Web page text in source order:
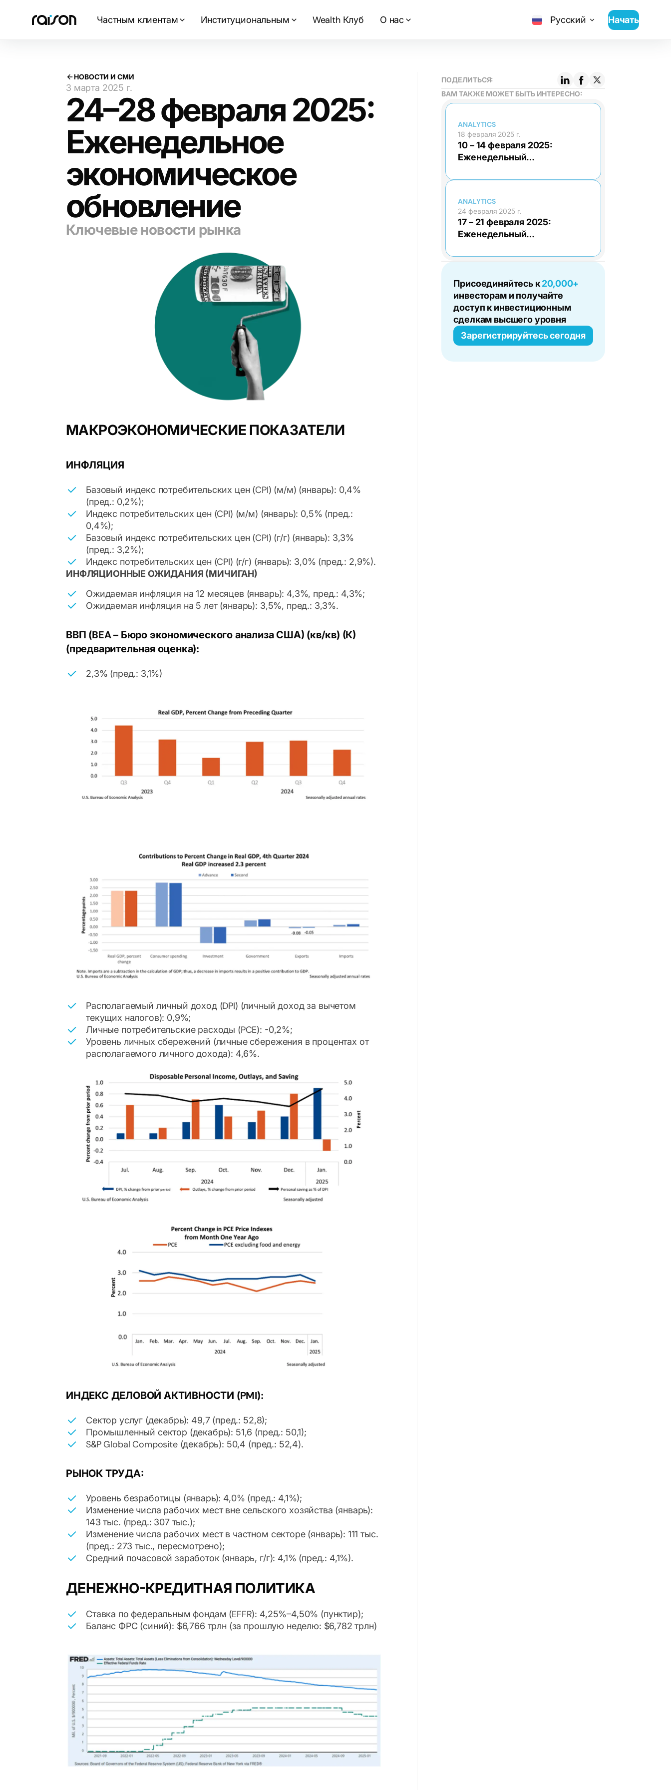
Частным клиентам Институциональным Wealth Клуб О нас Русский Начать
НОВОСТИ И СМИ
3 марта 2025 г.
24–28 февраля 2025:
Еженедельное
экономическое
обновление
Ключевые новости рынка
МАКРОЭКОНОМИЧЕСКИЕ ПОКАЗАТЕЛИ
ИНФЛЯЦИЯ
Базовый индекс потребительских цен (CPI) (м/м) (январь): 0,4%
(пред.: 0,2%);
Индекс потребительских цен (CPI) (м/м) (январь): 0,5% (пред.:
0,4%);
Базовый индекс потребительских цен (CPI) (г/г) (январь): 3,3%
(пред.: 3,2%);
Индекс потребительских цен (CPI) (г/г) (январь): 3,0% (пред.: 2,9%).
ИНФЛЯЦИОННЫЕ ОЖИДАНИЯ (МИЧИГАН)
Ожидаемая инфляция на 12 месяцев (январь): 4,3%, пред.: 4,3%;
Ожидаемая инфляция на 5 лет (январь): 3,5%, пред.: 3,3%.
ВВП (BEA – Бюро экономического анализа США) (кв/кв) (К)
(предварительная оценка):
2,3% (пред.: 3,1%)
Располагаемый личный доход (DPI) (личный доход за вычетом
текущих налогов): 0,9%;
Личные потребительские расходы (PCE): -0,2%;
Уровень личных сбережений (личные сбережения в процентах от
располагаемого личного дохода): 4,6%.
ИНДЕКС ДЕЛОВОЙ АКТИВНОСТИ (PMI):
Сектор услуг (декабрь): 49,7 (пред.: 52,8);
Промышленный сектор (декабрь): 51,6 (пред.: 50,1);
S&P Global Composite (декабрь): 50,4 (пред.: 52,4).
РЫНОК ТРУДА:
Уровень безработицы (январь): 4,0% (пред.: 4,1%);
Изменение числа рабочих мест вне сельского хозяйства (январь):
143 тыс. (пред.: 307 тыс.);
Изменение числа рабочих мест в частном секторе (январь): 111 тыс.
(пред.: 273 тыс., пересмотрено);
Средний почасовой заработок (январь, г/г): 4,1% (пред.: 4,1%).
ДЕНЕЖНО-КРЕДИТНАЯ ПОЛИТИКА
Ставка по федеральным фондам (EFFR): 4,25%–4,50% (пунктир);
Баланс ФРС (синий): $6,766 трлн (за прошлую неделю: $6,782 трлн)
ПОДЕЛИТЬСЯ:
ВАМ ТАКЖЕ МОЖЕТ БЫТЬ ИНТЕРЕСНО:
ANALYTICS
18 февраля 2025 г.
10 – 14 февраля 2025:
Еженедельный
ANALYTICS
24 февраля 2025 г.
17 – 21 февраля 2025:
Еженедельный
Присоединяйтесь к20,000+
инвесторам и получайте
доступ к инвестиционным
сделкам высшего уровня
Зарегистрируйтесь сегодня